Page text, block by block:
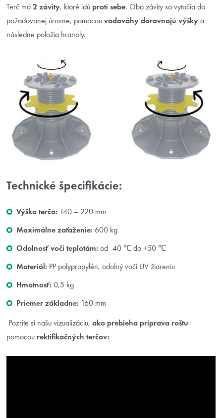
Terč má 2 závity, ktoré idú proti sebe. Oba závity sa vytočia do
požadovanej úrovne, pomocou vodováhy dorovnajú výšky a
následne položia hranoly.
Technické špecifikácie:
Výška terča: 140 – 220 mm
Maximálne zaťaženie: 600 kg
Odolnosť voči teplotám: od -40 ℃ do +50 ℃
Materiál: PP polypropylén, odolný voči UV žiareniu
Hmotnosť: 0,5 kg
Priemer základne: 160 mm
Pozrite si našu vizualizáciu, ako prebieha príprava roštu
pomocou rektifikačných terčov: